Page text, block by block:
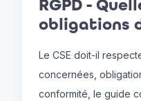
RGPD -
obligations
Le CSE doit-il
concernées,
conformité, le guide